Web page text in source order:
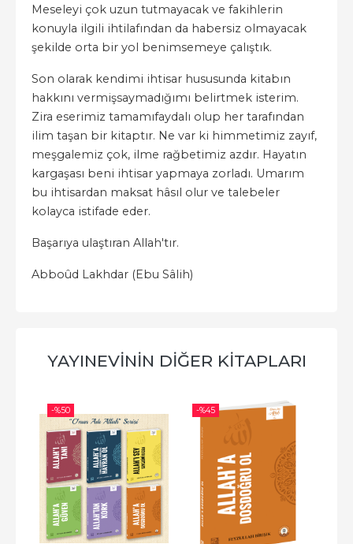
Meseleyi çok uzun tutmayacak ve fakihlerin
konuyla ilgili ihtilafından da habersiz olmayacak
şekilde orta bir yol benimsemeye çalıştık.
Son olarak kendimi ihtisar hususunda kitabın
hakkını vermişsaymadığımı belirtmek isterim.
Zira eserimiz tamamıfaydalı olup her tarafından
ilim taşan bir kitaptır. Ne var ki himmetimiz zayıf,
meşgalemiz çok, ilme rağbetimiz azdır. Hayatın
kargaşası beni ihtisar yapmaya zorladı. Umarım
bu ihtisardan maksat hâsıl olur ve talebeler
kolayca istifade eder.
Başarıya ulaştıran Allah'tır.
Abboûd Lakhdar (Ebu Sâlih)
YAYINEVININ DIĞER KITAPLARI
-% -%45